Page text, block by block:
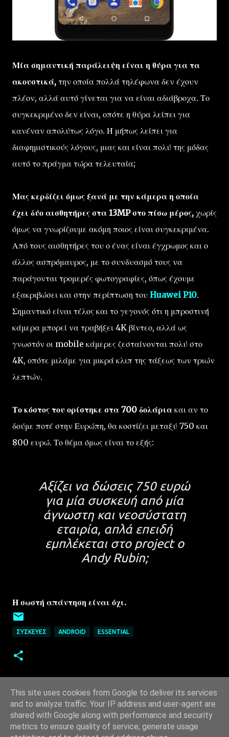
Μία σημαντική παράλειψη είναι η θύρα για τα
ακουστικά, την οποία πολλά τηλέφωνα δεν έχουν
πλέον, αλλά αυτό γίνεται για να είναι αδιάβροχα. Το
συγκεκριμένο δεν είναι, οπότε η θύρα λείπει για
κανέναν απολύτως λόγο. Ή μήπως λείπει για
διαφημιστικούς λόγους, μιας και είναι πολύ της μόδας
αυτό το πράγμα τώρα τελευταία;
Μας κερδίζει όμως ξανά με την κάμερα η οποία
έχει δύο αισθητήρες στα 13MP στο πίσω μέρος, χωρίς
όμως να γνωρίζουμε ακόμη ποιος είναι συγκεκριμένα.
Από τους αισθητήρες του ο ένας είναι έγχρωμος και ο
άλλος ασπρόμαυρος, με το συνδυασμό τους να
παράγονται τρομερές φωτογραφίες, όπως έχουμε
εξακριβώσει και στην περίπτωση του Huawei P10.
Σημαντικό είναι τέλος και το γεγονός ότι η μπροστινή
κάμερα μπορεί να τραβήξει 4K βίντεο, αλλά ως
γνωστόν οι mobile κάμερες ζεσταίνονται πολύ στο
4K, οπότε μιλάμε για μικρά κλιπ της τάξεως των τριών
λεπτών.
Το κόστος του ορίστηκε στα 700 δολάρια και αν το
δούμε ποτέ στην Ευρώπη, θα κοστίζει μεταξύ 750 και
800 ευρώ. Το θέμα όμως είναι το εξής:
Αξίζει να δώσεις 750 ευρώ
για μία συσκευή από μία
άγνωστη και νεοσύστατη
εταιρία, απλά επειδή
εμπλέκεται στο project ο
Andy Rubin;
Η σωστή απάντηση είναι όχι.
ΣΥΣΚΕΥΈΣ ANDROID ESSENTIAL
This site uses cookies from Google to deliver its services
and to analyze traffic. Your IP address and user-agent are
shared with Google along with performance and security
metrics to ensure quality of service, generate usage